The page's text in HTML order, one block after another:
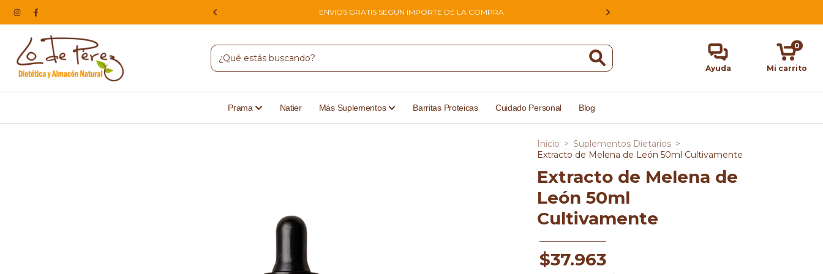
HACEMOS ENVIOS A TODO EL PAIS ENVIOS GRATIS SEGUN IMPORTE DE LA COMPRA
Ayuda Mi carrito
0
Prama Natier Más Suplementos Barritas Proteicas Cuidado Personal Blog
Inicio > Suplementos Dietarios >
Extracto de Melena de León 50ml Cultivamente
Extracto de Melena de
León 50ml
Cultivamente
$37.963